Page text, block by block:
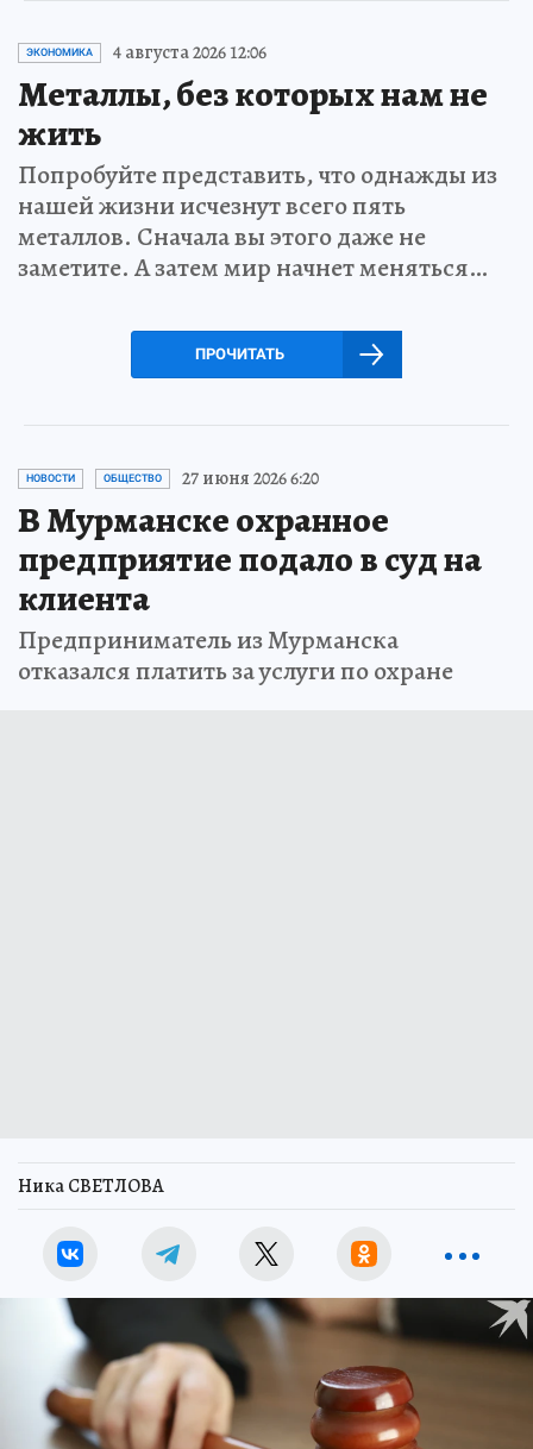
ЭКОНОМИКА 4 августа 2026 12:06
Металлы, без которых нам не
жить
Попробуйте представить, что однажды из
нашей жизни исчезнут всего пять
металлов. Сначала вы этого даже не
заметите. А затем мир начнет меняться…
ПРОЧИТАТЬ
НОВОСТИ ОБЩЕСТВО 27 июня 2026 6:20
В Мурманске охранное
предприятие подало в суд на
клиента
Предприниматель из Мурманска
отказался платить за услуги по охране
Ника СВЕТЛОВА